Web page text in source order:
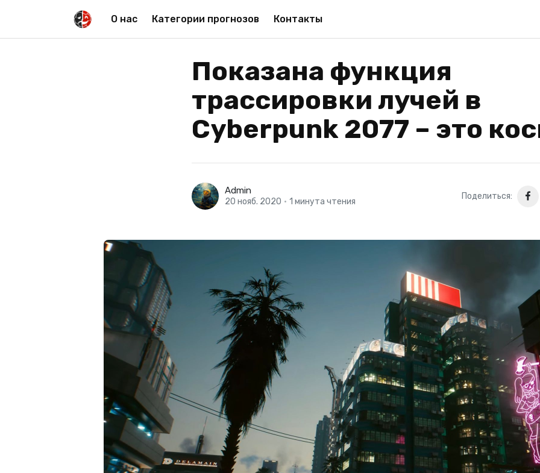
О нас Категории прогнозов Контакты
Показана функция
трассировки лучей в
Cyberpunk 2077 – это
Admin
20 нояб. 2020 • 1 минута чтения
Поделиться: